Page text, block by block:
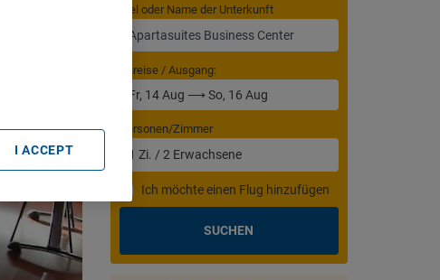
Ziel oder Name der Unterkunft
Anreise / Ausgang:
Personen/Zimmer
1 Zi. / 2 Erwachsene
Ich möchte einen Flug hinzufügen
SUCHEN
I ACCEPT